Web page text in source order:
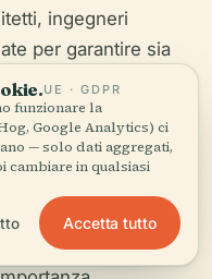
ingegneri
per garantire sia
Tower è un
UE · GDPR
funzionare la
Google Analytics) ci
— solo dati aggregati,
cambiare in qualsiasi
Accetta tutto